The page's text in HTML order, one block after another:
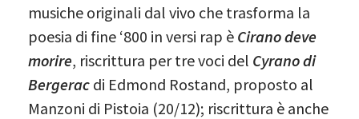
musiche originali dal vivo che trasforma la
poesia di fine ‘800 in versi rap è Cirano deve
morire, riscrittura per tre voci del Cyrano di
Bergerac di Edmond Rostand, proposto al
Manzoni di Pistoia (20/12); riscrittura è anche